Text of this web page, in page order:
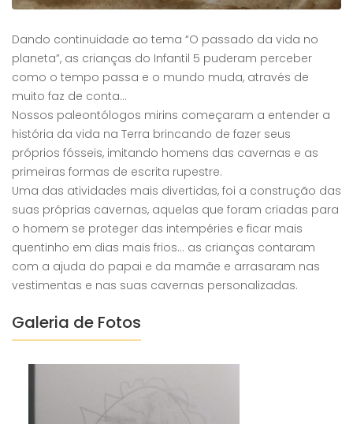
Dando continuidade ao tema “O passado da vida no
planeta”, as crianças do Infantil 5 puderam perceber
como o tempo passa e o mundo muda, através de
muito faz de conta…
Nossos paleontólogos mirins começaram a entender a
história da vida na Terra brincando de fazer seus
próprios fósseis, imitando homens das cavernas e as
primeiras formas de escrita rupestre.
Uma das atividades mais divertidas, foi a construção das
suas próprias cavernas, aquelas que foram criadas para
o homem se proteger das intempéries e ficar mais
quentinho em dias mais frios… as crianças contaram
com a ajuda do papai e da mamãe e arrasaram nas
vestimentas e nas suas cavernas personalizadas.
Galeria de Fotos